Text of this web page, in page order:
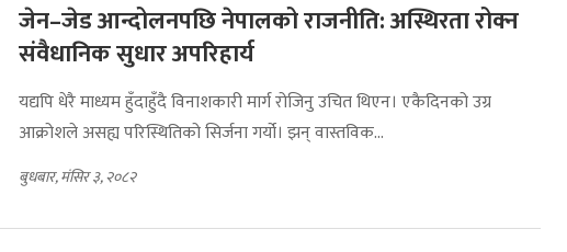
जेन–जेड आन्दोलनपछि नेपालको राजनीति: अस्थिरता रोक्न
संवैधानिक सुधार अपरिहार्य
यद्यपि धेरै माध्यम हुँदाहुँदै विनाशकारी मार्ग रोजिनु उचित थिएन। एकैदिनको उग्र
आक्रोशले असह्य परिस्थितिको सिर्जना गर्यो। झन् वास्तविक...
बुधबार, मंसिर ३, २०८२